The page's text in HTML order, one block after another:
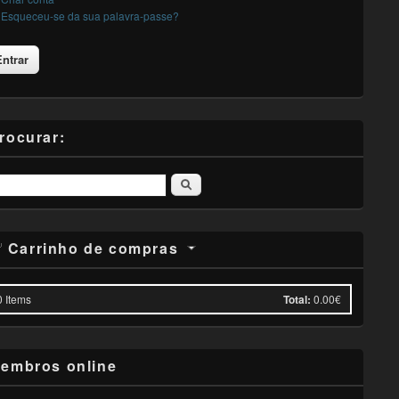
Esqueceu-se da sua palavra-passe?
Pesquisar
Carrinho de compras
Items Total: 0.00€
online